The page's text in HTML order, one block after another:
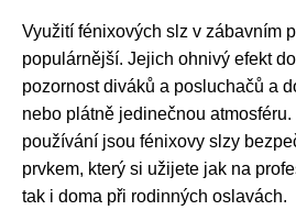
Využití fénixových slz v zábavním
populárnější. Jejich ohnivý efekt
pozornost diváků a posluchačů a
nebo plátně jedinečnou
používání jsou fénixovy slzy
prvkem, který si užijete jak na
tak i doma při rodinných oslavách.